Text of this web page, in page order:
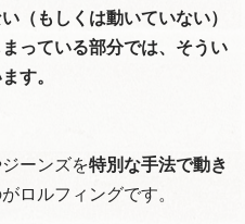
（もしくは動いていない）
っている部分では、そうい
す。
ーンズを特別な手法で動き
ロルフィングです。